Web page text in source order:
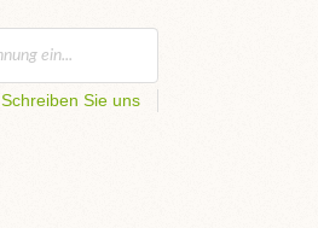
Schreiben Sie uns